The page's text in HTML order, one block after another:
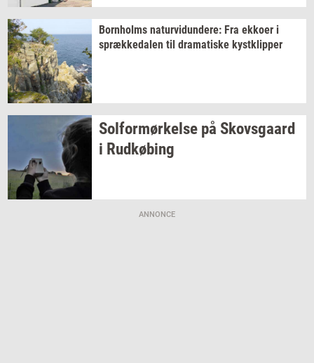
Born­holms na­tur­vi­dun­de­re: Fra ek­ko­er i
spræk­ke­da­len til dra­ma­ti­ske kyst­klip­per
Sol­for­mør­kel­se på Sko­vs­gaard
i Rud­kø­bing
ANNONCE